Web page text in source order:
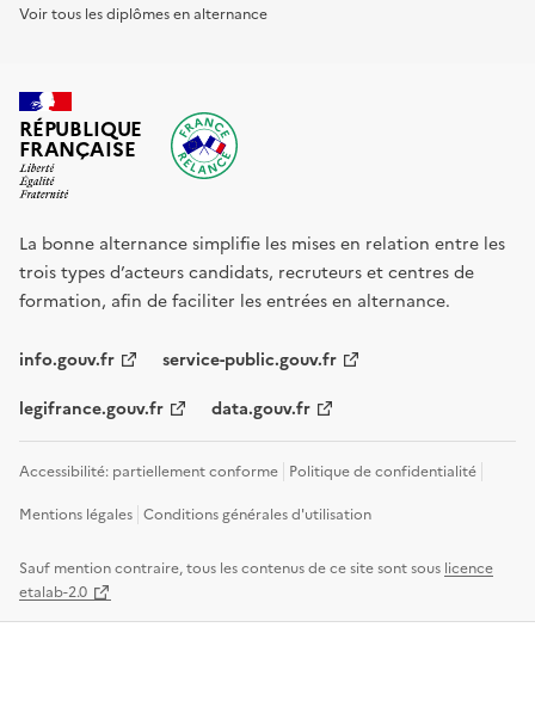
Voir tous les diplômes en alternance
RÉPUBLIQUE
FRANÇAISE
La bonne alternance simplifie les mises en relation entre les
trois types d’acteurs candidats, recruteurs et centres de
formation, afin de faciliter les entrées en alternance.
info.gouv.fr service-public.gouv.fr
legifrance.gouv.fr data.gouv.fr
Accessibilité: partiellement conforme Politique de confidentialité
Mentions légales Conditions générales d'utilisation
Sauf mention contraire, tous les contenus de ce site sont sous licence
etalab-2.0